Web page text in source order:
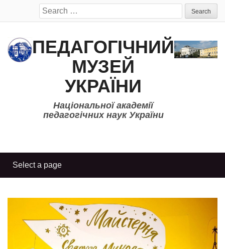
Search
for:
ПЕДАГОГІЧНИЙ
МУЗЕЙ
УКРАЇНИ
Національної академії
педагогічних наук України